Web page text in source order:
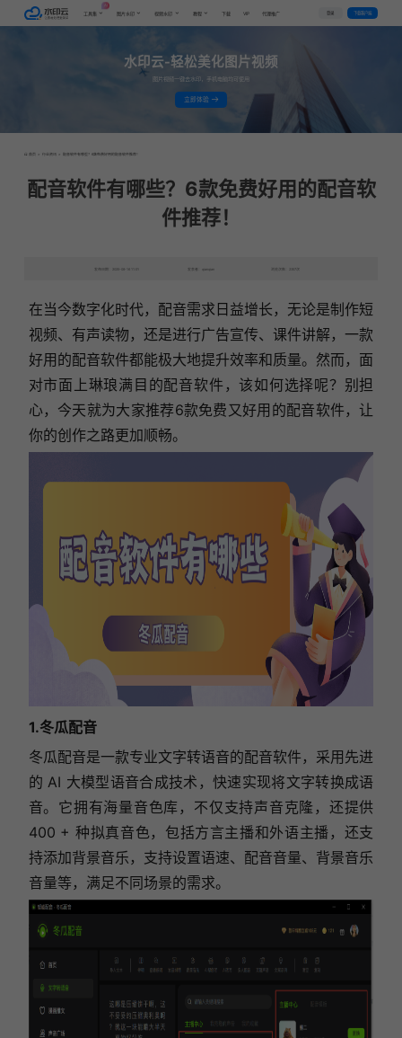
工具集 图片水印 视频水印 教程 下载 VIP 代理推广 登录 下载客户端
水印云-轻松美化图片视频
图片视频一键去水印，手机电脑均可使用
立即体验
首页 > 行业资讯 > 配音软件有哪些？6款免费好用的配音软件推荐！
配音软件有哪些？6款免费好用的配音软
件推荐！
发布日期：2025-08-16 11:01 发表者：qianqian 浏览次数：2357次
在当今数字化时代，配音需求日益增长，无论是制作短
视频、有声读物，还是进行广告宣传、课件讲解，一款
好用的配音软件都能极大地提升效率和质量。然而，面
对市面上琳琅满目的配音软件，该如何选择呢？别担
心，今天就为大家推荐6款免费又好用的配音软件，让
你的创作之路更加顺畅。
1.冬瓜配音
冬瓜配音是一款专业文字转语音的配音软件，采用先进
的 AI 大模型语音合成技术，快速实现将文字转换成语
音。它拥有海量音色库，不仅支持声音克隆，还提供
400 + 种拟真音色，包括方言主播和外语主播，还支
持添加背景音乐，支持设置语速、配音音量、背景音乐
音量等， 满足不同场景的需求。